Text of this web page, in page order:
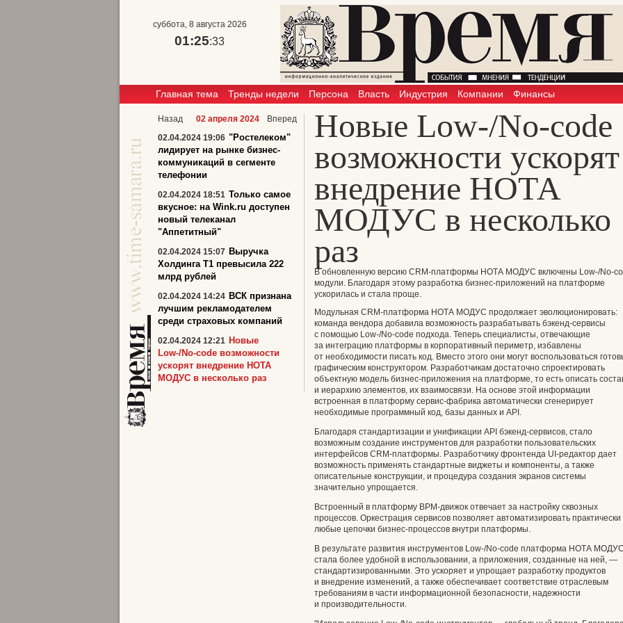
суббота, 8 августа 2026
01:25:33
Главная тема Тренды недели Персона Власть Индустрия Компании Финансы
Новые Low-/No-code
возможности ускорят
внедрение НОТА
МОДУС в несколько
раз
В обновленную версию CRM-платформы НОТА МОДУС включены Low-/No-
модули. Благодаря этому разработка бизнес-приложений на платформе
ускорилась и стала проще.
Модульная CRM-платформа НОТА МОДУС продолжает эволюционировать:
команда вендора добавила возможность разрабатывать бэкенд-сервисы
с помощью Low-/No-code подхода. Теперь специалисты, отвечающие
за интеграцию платформы в корпоративный периметр, избавлены
от необходимости писать код. Вместо этого они могут воспользоваться
графическим конструктором. Разработчикам достаточно спроектировать
объектную модель бизнес-приложения на платформе, то есть описать
и иерархию элементов, их взаимосвязи. На основе этой информации
встроенная в платформу сервис-фабрика автоматически сгенерирует
необходимые программный код, базы данных и API.
Благодаря стандартизации и унификации API бэкенд-сервисов, стало
возможным создание инструментов для разработки пользовательских
интерфейсов CRM-платформы. Разработчику фронтенда UI-редактор дает
возможность применять стандартные виджеты и компоненты, а также
описательные конструкции, и процедура создания экранов системы
значительно упрощается.
Встроенный в платформу BPM-движок отвечает за настройку сквозных
процессов. Оркестрация сервисов позволяет автоматизировать практически
любые цепочки бизнес-процессов внутри платформы.
В результате развития инструментов Low-/No-code платформа НОТА МОДУС
стала более удобной в использовании, а приложения, созданные на ней, —
стандартизированными. Это ускоряет и упрощает разработку продуктов
и внедрение изменений, а также обеспечивает соответствие отраслевым
требованиям в части информационной безопасности, надежности
и производительности.
Назад 02 апреля 2024
Вперед
02.04.2024 19:06 "Ростелеком"
лидирует на рынке бизнес-
коммуникаций в сегменте
телефонии
02.04.2024 18:51 Только самое
вкусное: на Wink.ru доступен
новый телеканал
"Аппетитный"
02.04.2024 15:07 Выручка
Холдинга Т1 превысила 222
млрд рублей
02.04.2024 14:24 ВСК признана
лучшим рекламодателем
среди страховых компаний
02.04.2024 12:21 Новые
Low-/No-code возможности
ускорят внедрение НОТА
МОДУС в несколько раз